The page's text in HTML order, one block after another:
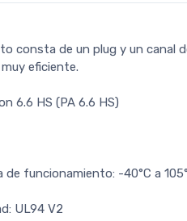
consta de un plug y un canal
eficiente.
6.6 HS (PA 6.6 HS)
de funcionamiento: -40°C a
UL94 V2